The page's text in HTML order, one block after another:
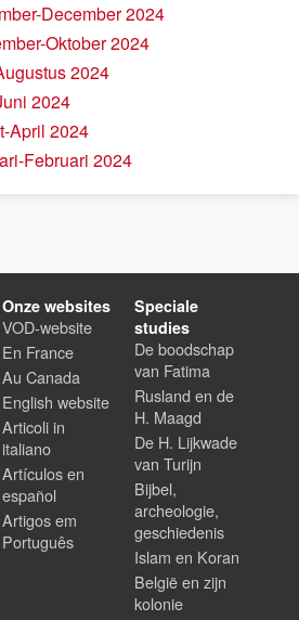
December 2024
Oktober 2024
2024
2024
April 2024
Februari 2024
Onze websites
VOD-website
En France
Au Canada
English website
Articoli in
italiano
Artículos en
español
Artigos em
Português
Speciale
studies
De boodschap
van Fatima
Rusland en de
H. Maagd
De H. Lijkwade
van Turijn
Bijbel,
archeologie,
geschiedenis
Islam en Koran
België en zijn
kolonie